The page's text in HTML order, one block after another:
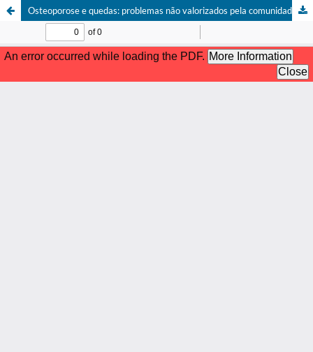
Osteoporose e quedas: problemas não valorizados pela comunidade médica portuguesa.